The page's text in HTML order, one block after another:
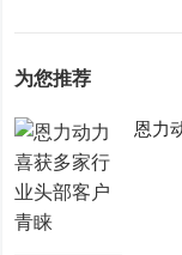
为您推荐
恩力